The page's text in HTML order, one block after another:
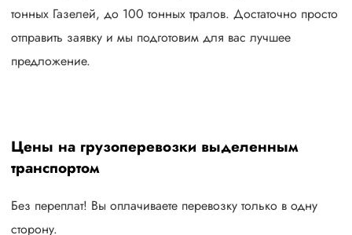
тонных Газелей, до 100 тонных тралов. Достаточно просто
отправить заявку и мы подготовим для вас лучшее
предложение.
Цены на грузоперевозки выделенным
транспортом
Без переплат! Вы оплачиваете перевозку только в одну
сторону.